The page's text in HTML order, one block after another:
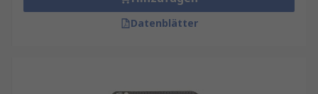
Datenblätter